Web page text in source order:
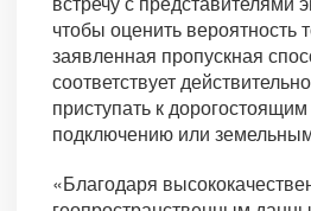
чтобы оценить вероятность
заявленная пропускная
соответствует
приступать к
подключению или
«Благодаря